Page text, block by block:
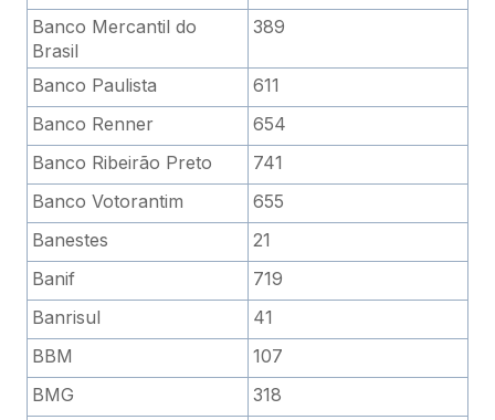
Banco Mercantil do
Brasil
389
Banco Paulista
611
Banco Renner
654
Banco Ribeirão Preto
741
Banco Votorantim
655
Banestes
21
Banif
719
Banrisul
41
BBM
107
BMG
318